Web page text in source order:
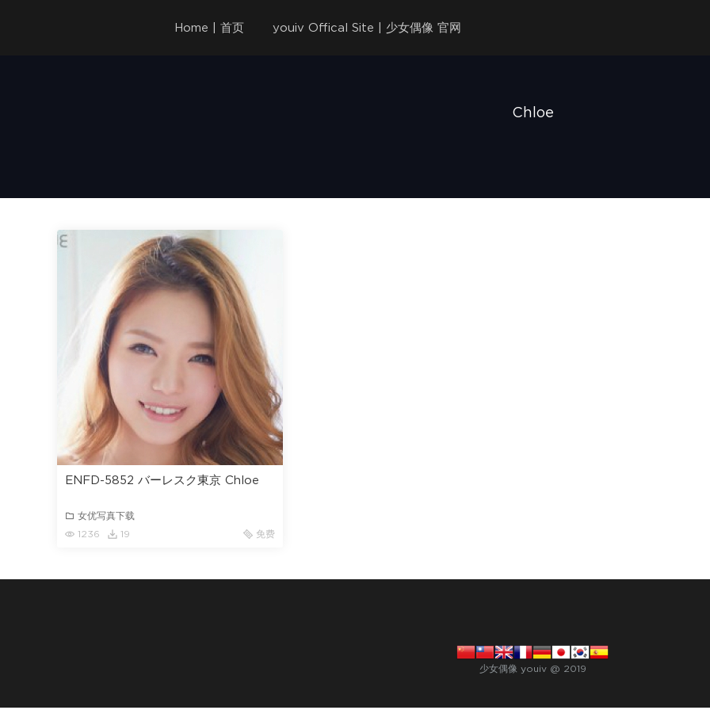
Home | 首页 youiv Offical Site | 少女偶像 官网
Chloe
ENFD-5852 バーレスク東京 Chloe
女优写真下载
1236
19 免费
少女偶像 youiv @ 2019